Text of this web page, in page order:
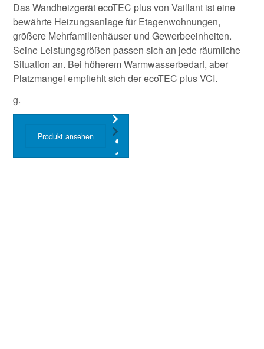
Das Wandheizgerät ecoTEC plus von Vaillant ist eine
bewährte Heizungsanlage für Etagenwohnungen,
größere Mehrfamilienhäuser und Gewerbeeinheiten.
Seine Leistungsgrößen passen sich an jede räumliche
Situation an. Bei höherem Warmwasserbedarf, aber
Platzmangel empfiehlt sich der ecoTEC plus VCI.
g.
Produkt ansehen